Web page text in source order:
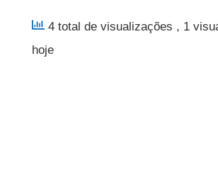
4 total de visualizações , 1
hoje